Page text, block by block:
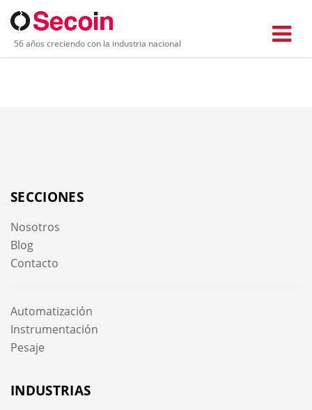
56 años creciendo con la industria nacional
SECCIONES
Nosotros
Blog
Contacto
Automatización
Instrumentación
Pesaje
INDUSTRIAS